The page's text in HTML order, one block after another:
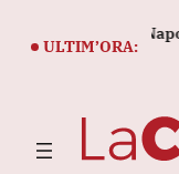
ULTIM’ORA:
in casa nel